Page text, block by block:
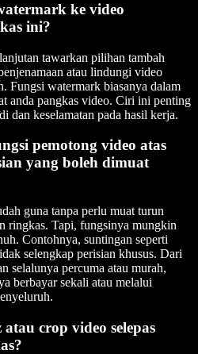
ke video
ini?
tawarkan pilihan tambah
atau lindungi video
Fungsi watermark biasanya dalam
anda pangkas video. Ciri ini penting
dan keselamatan pada hasil kerja.
pemotong video atas
yang boleh dimuat
guna tanpa perlu muat turun
ringkas. Tapi, fungsinya mungkin
Contohnya, suntingan seperti
selengkap perisian khusus. Dari
selalunya percuma atau murah,
berbayar sekali atau melalui
crop video selepas